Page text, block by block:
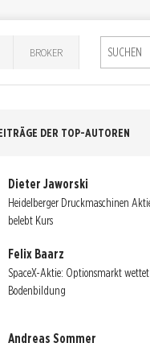
BROKER
DER TOP-AUTOREN
Dieter Jaworski
Heidelberger Druckmaschinen
belebt Kurs
Felix Baarz
SpaceX-Aktie: Optionsmarkt
Bodenbildung
Andreas Sommer